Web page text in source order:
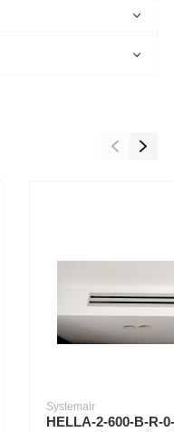
Systemair
HELLA-2-600-B-R-